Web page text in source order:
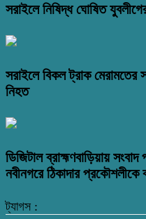
সরাইলে নিষিদ্ধ ঘোষিত
সরাইলে বিকল ট্রাক মেরামতের
নিহত
ডিজিটাল ব্রাহ্মণবাড়িয়ায়
নবীনগরে ঠিকাদার প্রকৌশলীকে
ট্যাগস :